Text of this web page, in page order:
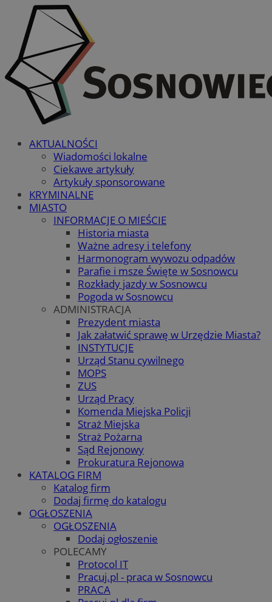
AKTUALNOŚCI
Wiadomości lokalne
Ciekawe artykuły
Artykuły sponsorowane
KRYMINALNE
MIASTO
INFORMACJE O MIEŚCIE
Historia miasta
Ważne adresy i telefony
Harmonogram wywozu odpadów
Parafie i msze Święte w Sosnowcu
Rozkłady jazdy w Sosnowcu
Pogoda w Sosnowcu
ADMINISTRACJA
Prezydent miasta
Jak załatwić sprawę w Urzędzie Miasta?
INSTYTUCJE
Urząd Stanu cywilnego
MOPS
ZUS
Urząd Pracy
Komenda Miejska Policji
Straż Miejska
Straż Pożarna
Sąd Rejonowy
Prokuratura Rejonowa
KATALOG FIRM
Katalog firm
Dodaj firmę do katalogu
OGŁOSZENIA
OGŁOSZENIA
Dodaj ogłoszenie
POLECAMY
Protocol IT
Pracuj.pl - praca w Sosnowcu
PRACA